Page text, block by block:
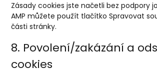
Zásady cookies jste načetli bez podpory
AMP můžete použít tlačítko Spravovat
části stránky.
8. Povolení/zakázání a
cookies